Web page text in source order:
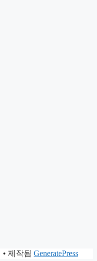
• 제작됨 GeneratePress